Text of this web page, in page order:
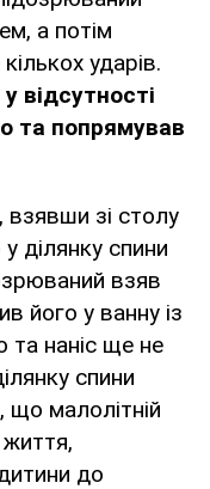
а потім
ударів.
відсутності
та попрямував
взявши зі столу
ділянку спини
взяв
його у ванну із
та наніс ще не
спини
що малолітній
до